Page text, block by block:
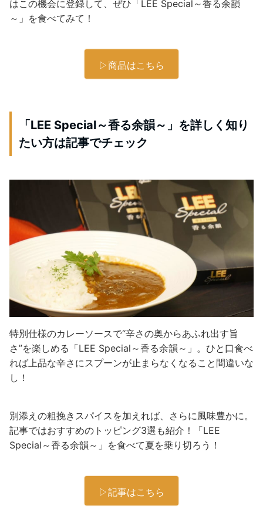
はこの機会に登録して、ぜひ「LEE Special～香る余韻
～」を食べてみて！
▷商品はこちら
「LEE Special～香る余韻～」を詳しく知り
たい方は記事でチェック
特別仕様のカレーソースで“辛さの奥からあふれ出す旨
さ”を楽しめる「LEE Special～香る余韻～」。ひと口食べ
れば上品な辛さにスプーンが止まらなくなること間違いな
し！
別添えの粗挽きスパイスを加えれば、さらに風味豊かに。
記事ではおすすめのトッピング3選も紹介！「LEE
Special～香る余韻～」を食べて夏を乗り切ろう！
▷記事はこちら